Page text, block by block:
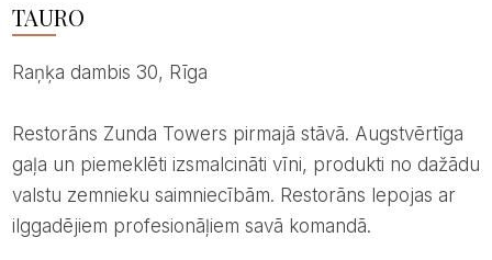
TAURO
Raņķa dambis 30, Rīga
Restorāns Zunda Towers pirmajā stāvā. Augstvērtīga
gaļa un piemeklēti izsmalcināti vīni, produkti no dažādu
valstu zemnieku saimniecībām. Restorāns lepojas ar
ilggadējiem profesionāļiem savā komandā.